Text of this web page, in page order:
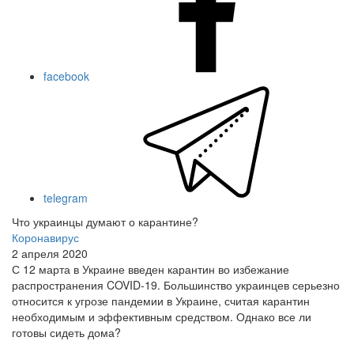
facebook
telegram
Что украинцы думают о карантине?
Коронавирус
2 апреля 2020
С 12 марта в Украине введен карантин во избежание
распространения COVID-19. Большинство украинцев серьезно
относится к угрозе пандемии в Украине, считая карантин
необходимым и эффективным средством. Однако все ли
готовы сидеть дома?